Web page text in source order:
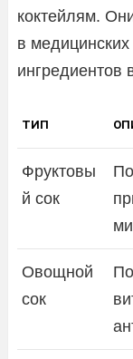
коктейлям.
в
ингредиентов
ТИП
Фруктовы
й сок
Овощной
сок